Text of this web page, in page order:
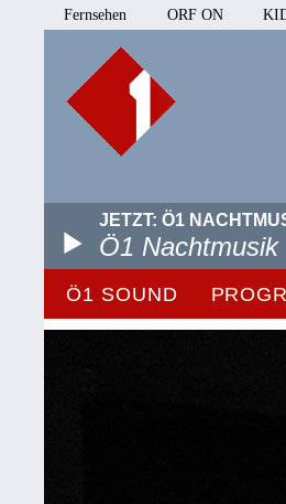
Fernsehen ORF ON
JETZT: Ö1
Ö1 Nachtmusik
Ö1 SOUND